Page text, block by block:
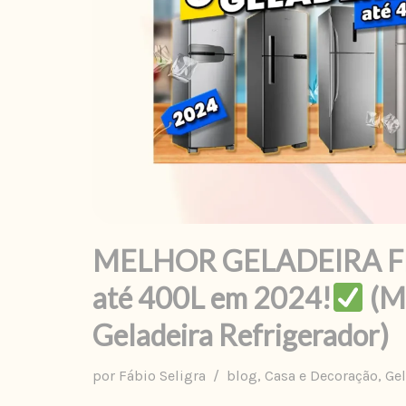
MELHOR GELADEIRA
até 400L em 2024!
Geladeira Refrigerador)
por Fábio Seligra blog, Casa e Decoração,